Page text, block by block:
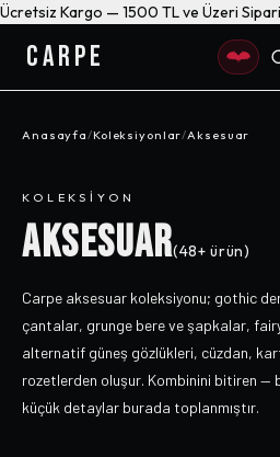
Ücretsiz Kargo — 1500 TL ve Üzeri
CARPE
Anasayfa/Koleksiyonlar/Aksesuar
KOLEKSIYON
AKSESUAR(48+ ürün)
Carpe aksesuar koleksiyonu; gothic
çantalar, grunge bere ve şapkalar,
alternatif güneş gözlükleri, cüzdan,
rozetlerden oluşur. Kombinini bitiren —
küçük detaylar burada toplanmıştır.